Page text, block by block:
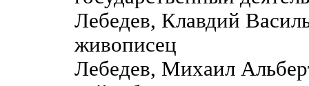
Лебедев, Клавдий
живописец
Лебедев, Михаил